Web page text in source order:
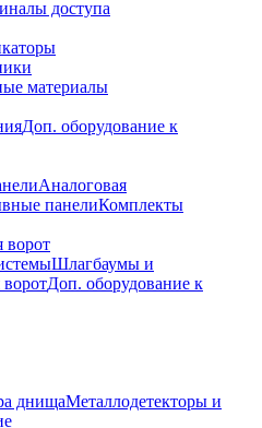
доступа
материалы
Доп. оборудование к
Аналоговая
панелиКомплекты
ворот
Шлагбаумы и
Доп. оборудование к
днищаМеталлодетекторы и